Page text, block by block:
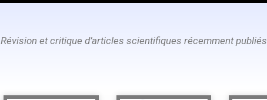
Révision et critique d’articles scientifiques récemment publiés.